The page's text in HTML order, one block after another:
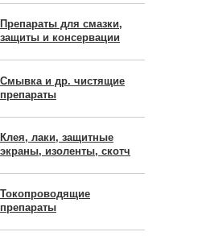
Препараты для смазки,
защиты и консервации
Смывка и др. чистящие
препараты
Клея, лаки, защитные
экраны, изоленты, скотч
Токопроводящие
препараты